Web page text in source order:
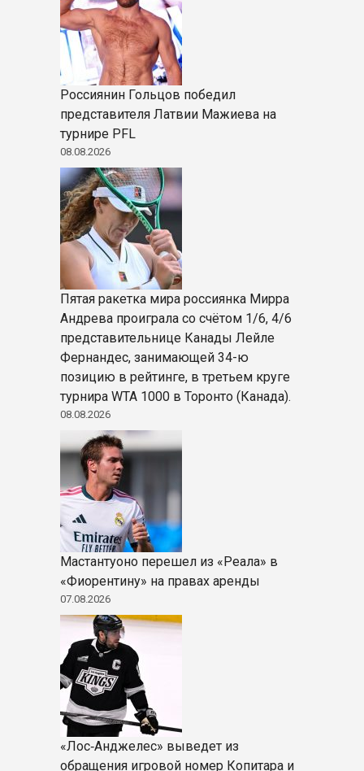
Россиянин Гольцов победил
представителя Латвии Мажиева на
турнире PFL
08.08.2026
Пятая ракетка мира россиянка Мирра
Андрева проиграла со счётом 1/6, 4/6
представительнице Канады Лейле
Фернандес, занимающей 34-ю
позицию в рейтинге, в третьем круге
турнира WTA 1000 в Торонто (Канада).
08.08.2026
Мастантуоно перешел из «Реала» в
«Фиорентину» на правах аренды
07.08.2026
«Лос‑Анджелес» выведет из
обращения игровой номер Копитара и